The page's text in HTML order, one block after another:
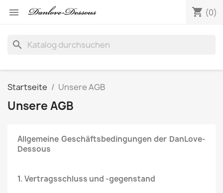
 shopping_cart (0)
search
Startseite Unsere AGB
Unsere AGB
Allgemeine Geschäftsbedingungen der DanLove-
Dessous
1. Vertragsschluss und -gegenstand